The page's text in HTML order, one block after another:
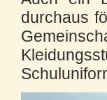
durchaus